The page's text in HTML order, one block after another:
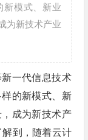
新模式、新业
为新技术产业
一代信息技术
的新模式、新
成为新技术产
解到，随着云计